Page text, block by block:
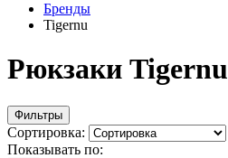
Бренды
Tigernu
Рюкзаки Tigernu
Фильтры
Сортировка:
Показывать по: